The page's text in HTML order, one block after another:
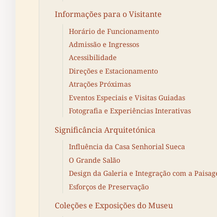
Informações para o Visitante
Horário de Funcionamento
Admissão e Ingressos
Acessibilidade
Direções e Estacionamento
Atrações Próximas
Eventos Especiais e Visitas Guiadas
Fotografia e Experiências Interativas
Significância Arquitetónica
Influência da Casa Senhorial Sueca
O Grande Salão
Design da Galeria e Integração com a
Esforços de Preservação
Coleções e Exposições do Museu